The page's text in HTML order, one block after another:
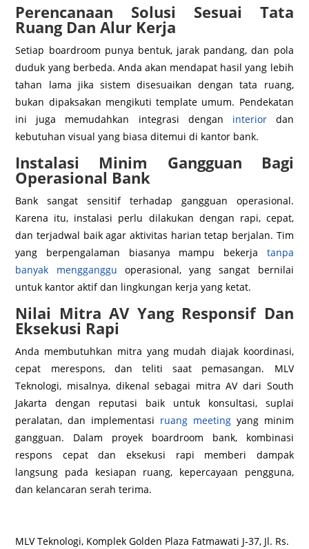
Perencanaan Solusi Sesuai Tata
Ruang Dan Alur Kerja
Setiap boardroom punya bentuk, jarak pandang, dan pola
duduk yang berbeda. Anda akan mendapat hasil yang lebih
tahan lama jika sistem disesuaikan dengan tata ruang,
bukan dipaksakan mengikuti template umum. Pendekatan
ini juga memudahkan integrasi dengan interiordan
kebutuhan visual yang biasa ditemui di kantor bank.
Instalasi Minim Gangguan Bagi
Operasional Bank
Bank sangat sensitif terhadap gangguan operasional.
Karena itu, instalasi perlu dilakukan dengan rapi, cepat,
dan terjadwal baik agar aktivitas harian tetap berjalan. Tim
yang berpengalaman biasanya mampu bekerja tanpa
banyak mengganggu operasional, yang sangat bernilai
untuk kantor aktif dan lingkungan kerja yang ketat.
Nilai Mitra AV Yang Responsif Dan
Eksekusi Rapi
Anda membutuhkan mitra yang mudah diajak koordinasi,
cepat merespons, dan teliti saat pemasangan. MLV
Teknologi, misalnya, dikenal sebagai mitra AV dari South
Jakarta dengan reputasi baik untuk konsultasi, suplai
peralatan, dan implementasi ruang meetingyang minim
gangguan. Dalam proyek boardroom bank, kombinasi
respons cepat dan eksekusi rapi memberi dampak
langsung pada kesiapan ruang, kepercayaan pengguna,
dan kelancaran serah terima.
MLV Teknologi, Komplek Golden Plaza Fatmawati J-37, Jl. Rs.